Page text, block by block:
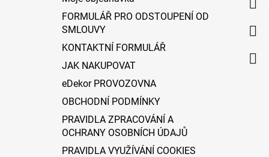
FORMULÁŘ PRO ODSTOUPENÍ OD
SMLOUVY
KONTAKTNÍ FORMULÁŘ
JAK NAKUPOVAT
eDekor PROVOZOVNA
OBCHODNÍ PODMÍNKY
PRAVIDLA ZPRACOVÁNÍ A
OCHRANY OSOBNÍCH ÚDAJŮ
PRAVIDLA VYUŽÍVÁNÍ COOKIES